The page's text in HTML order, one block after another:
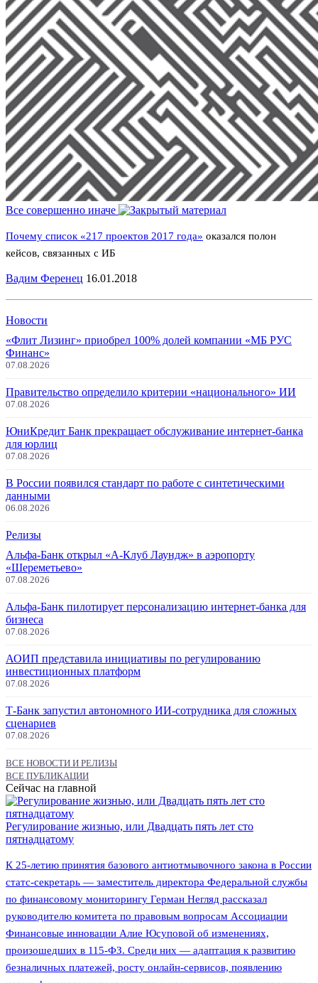
Все совершенно иначе
Почему список «217 проектов 2017 года» оказался полон
кейсов, связанных с ИБ
Вадим Ференец 16.01.2018
Новости
«Флит Лизинг» приобрел 100% долей компании «МБ РУС
Финанс»
07.08.2026
Правительство определило критерии «национального» ИИ
07.08.2026
ЮниКредит Банк прекращает обслуживание интернет-банка
для юрлиц
07.08.2026
В России появился стандарт по работе с синтетическими
данными
06.08.2026
Релизы
Альфа-Банк открыл «А-Клуб Лаундж» в аэропорту
«Шереметьево»
07.08.2026
Альфа-Банк пилотирует персонализацию интернет-банка для
бизнеса
07.08.2026
АОИП представила инициативы по регулированию
инвестиционных платформ
07.08.2026
Т-Банк запустил автономного ИИ-сотрудника для сложных
сценариев
07.08.2026
ВСЕ НОВОСТИ И РЕЛИЗЫ
ВСЕ ПУБЛИКАЦИИ
Сейчас на главной
Регулирование жизнью, или Двадцать пять лет сто
пятнадцатому
К 25-летию принятия базового антиотмывочного закона в России
статс-секретарь — заместитель директора Федеральной службы
по финансовому мониторингу Герман Негляд рассказал
руководителю комитета по правовым вопросам Ассоциации
Финансовые инновации Алие Юсуповой об изменениях,
произошедших в 115-ФЗ. Среди них — адаптация к развитию
безналичных платежей, росту онлайн-сервисов, появлению